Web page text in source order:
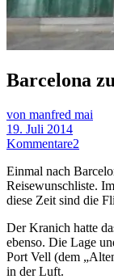
Barcelona
von manfred mai
19. Juli 2014
Kommentare2
Einmal nach
Reisewunschliste.
diese Zeit sind die
Der Kranich hatte
ebenso. Die Lage
Port Vell (dem
in der Luft.